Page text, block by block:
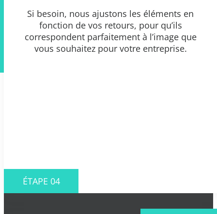
Si besoin, nous ajustons les éléments en
fonction de vos retours, pour qu’ils
correspondent parfaitement à l’image que
vous souhaitez pour votre entreprise.
ÉTAPE 04